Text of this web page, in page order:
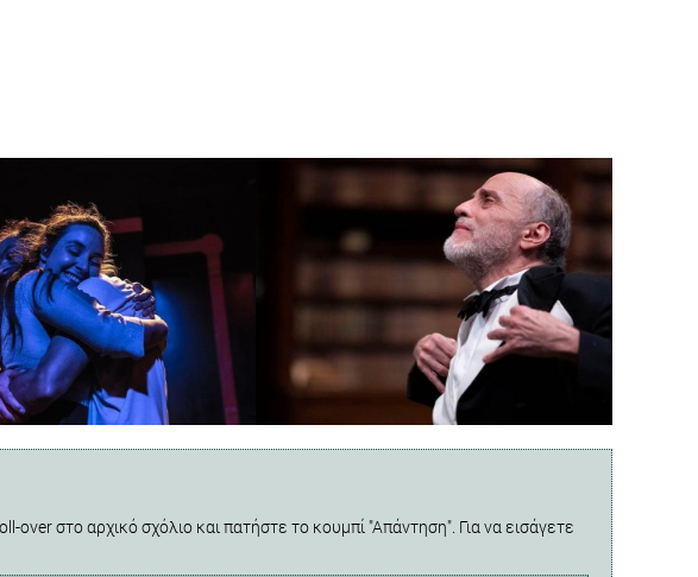
στο αρχικό σχόλιο και πατήστε το κουμπί "Απάντηση". Για να εισάγετε